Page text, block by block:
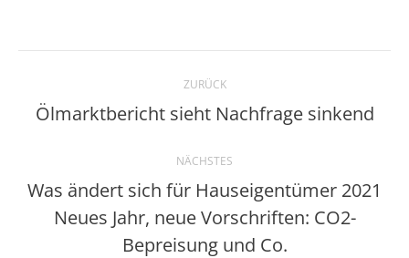
Kommentarnavigation
ZURÜCK
Vorheriger
Ölmarktbericht sieht Nachfrage sinkend
NÄCHSTES
Nächster
Beitrag:
Was ändert sich für Hauseigentümer 2021
Neues Jahr, neue Vorschriften: CO2-
Bepreisung und Co.